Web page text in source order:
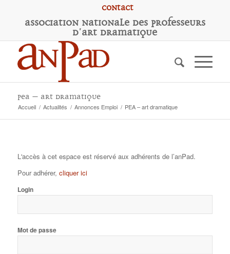
Contact
Association Nationale des Professeurs
d'Art Dramatique
PEA – art dramatique
Accueil / Actualités / Annonces Emploi / PEA – art dramatique
L'accès à cet espace est réservé aux adhérents de l’anPad.
Pour adhérer, cliquer ici
Login
Mot de passe